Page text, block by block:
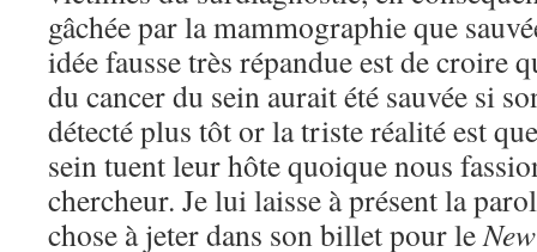
gâchée par la mammographie que
idée fausse très répandue est de croire
du cancer du sein aurait été sauvée si
détecté plus tôt or la triste réalité est
sein tuent leur hôte quoique nous
chercheur. Je lui laisse à présent la
chose à jeter dans son billet pour le